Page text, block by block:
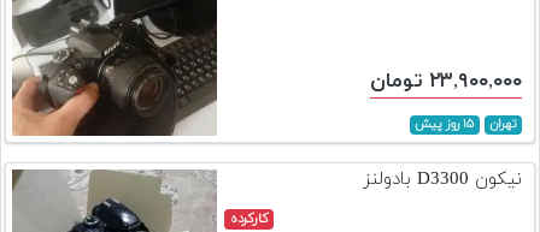
۲۳,۹۰۰,۰۰۰ تومان
تهران ۱۵ روز پیش
نیکون D3300 بادولنز
کارکرده